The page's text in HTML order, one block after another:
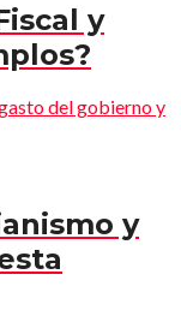
y
del gobierno y
y